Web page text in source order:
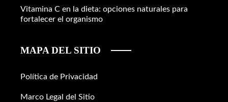
Vitamina C en la dieta: opciones naturales para
fortalecer el organismo
MAPA DEL SITIO
Política de Privacidad
Marco Legal del Sitio